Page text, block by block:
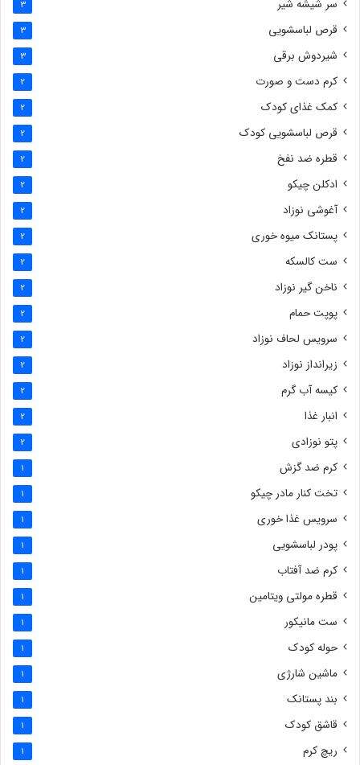
سر شیشه شیر 3
قرص لباسشویی 3
شیردوش برقی 3
کرم دست و صورت 2
کمک غذای کودک 2
قرص لباسشویی کودک 2
قطره ضد نفخ 2
ادکلن چیکو 2
آغوشی نوزاد 2
پستانک میوه خوری 2
ست کالسکه 2
ناخن گیر نوزاد 2
پوپت حمام 2
سرویس لحاف نوزاد 2
زیرانداز نوزاد 2
کیسه آب گرم 2
انبار غذا 2
پتو نوزادی 2
کرم ضد گزش 1
تخت کنار مادر چیکو 1
سرویس غذا خوری 1
پودر لباسشویی 1
کرم ضد آفتاب 1
قطره مولتی ویتامین 1
ست مانیکور 1
حوله کودک 1
ماشین شارژی 1
بند پستانک 1
قاشق کودک 1
ریچ کرم 1